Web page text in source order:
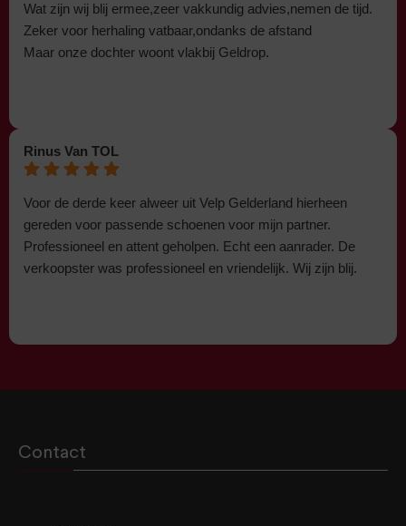
Wat zijn wij blij ermee,zeer vakkundig advies,nemen de tijd.
Zeker voor herhaling vatbaar,ondanks de afstand
Maar onze dochter woont vlakbij Geldrop.
Rinus Van TOL
Voor de derde keer alweer uit Velp Gelderland hierheen
gereden voor passende schoenen voor mijn partner.
Professioneel en attent geholpen. Echt een aanrader. De
verkoopster was professioneel en vriendelijk. Wij zijn blij.
Contact